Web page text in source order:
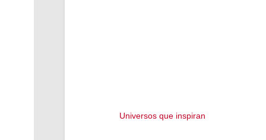
Universos que inspiran